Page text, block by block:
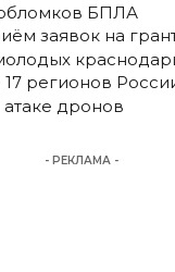
БПЛА
заявок на
регионов
дронов
- РЕКЛАМА -